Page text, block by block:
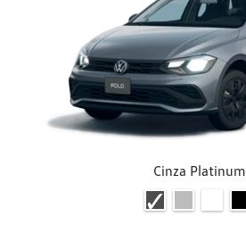
Cinza Platinum